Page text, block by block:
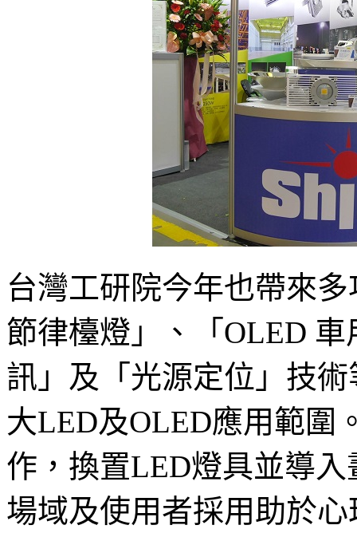
台灣工研院今年也帶來
節律檯燈」、「OLED
訊」及「光源定位」技
大LED及OLED應用範圍
作，換置LED燈具並導
場域及使用者採用助於